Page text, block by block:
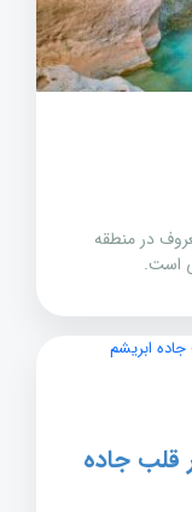
در منطقه
است.
قلب جاده